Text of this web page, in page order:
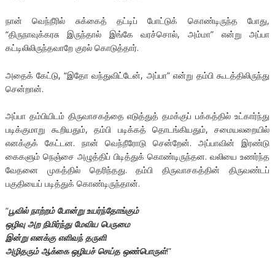
நான் வெந்நீரில் சுக்கைத் தட்டிப் போட்டுக் கொண்டிருந்த போது,
“திருநாவுக்கரசு இருந்தால் இங்கே வரச்சொல், அம்மா” என்று அப்பா
கட்டிலிலிருந்தவாறே குரல் கொடுத்தார்.
அதைக் கேட்டு, “இதோ வந்துவிட்டேன், அப்பா” என்று தம்பி கூடத்திலிருந்து
சென்றான்.
அப்பா தம்பியிடம் திருவாசகத்தை எடுத்துத் தமக்குப் பக்கத்தில் உட்கார்ந்து
படிக்குமாறு கூறியதும், தம்பி படிக்கத் தொடங்கியதும், சமையலறையில்
எனக்குக் கேட்டன. நான் வெந்நீரோடு சென்றேன். அப்பாவின் இரண்டு
கைகளும் நெஞ்சை அழுத்திப் பிடித்துக் கொண்டிருந்தன. வலியை உணர்ந்த
வேதனை முகத்தில் தெரிந்தது. தம்பி திருவாசகத்தின் திருவண்டப்
பகுதியைப் படித்துக் கொண்டிருந்தான்.
“பூவில் நாற்றம் போன்று உயர்ந்தோங்கும்
ஒழிவு அற நிமிர்ந்து மேவிய பெருமை
இன்று எனக்கு எளிவந் தருளி
அழிதரும் ஆக்கை ஒழியச் செய்த ஒண்பொருள்!”